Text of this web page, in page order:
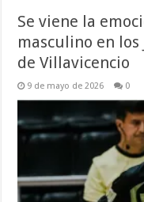
Se viene la
masculino en los
de Villavicencio
9 de mayo de 2026 0